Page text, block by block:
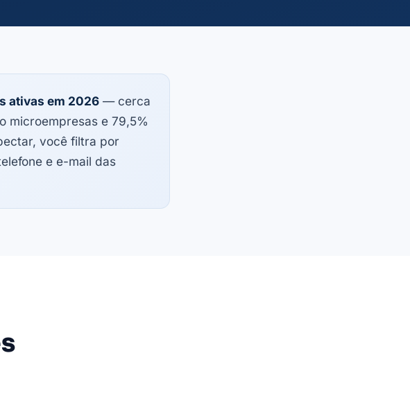
ativas em 2026 — cerca
microempresas e 79,5%
você filtra por
e e-mail das